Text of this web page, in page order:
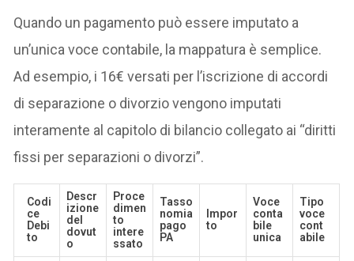
Quando un pagamento può essere imputato a
un’unica voce contabile, la mappatura è semplice.
Ad esempio, i 16€ versati per l’iscrizione di accordi
di separazione o divorzio vengono imputati
interamente al capitolo di bilancio collegato ai “diritti
fissi per separazioni o divorzi”.
Codi
ce
Debi
to
Descr
izione
del
dovut
o
Proce
dimen
to
intere
ssato
Tasso
nomia
pago
PA
Impor
to
Voce
conta
bile
unica
Tipo
voce
cont
abile